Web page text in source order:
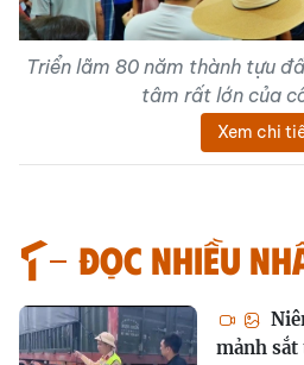
Triển lãm 80 năm thành tựu
tâm rất lớn của
Xem chi
Đọc nhiều
mảnh sắt